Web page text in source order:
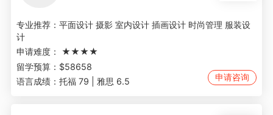
专业推荐： 平面设计 摄影 室内设计 插画设计 时尚管理 服装设
计
申请难度：
★★★★
留学预算： $58658
语言成绩： 托福 79 | 雅思 6.5 申请咨询